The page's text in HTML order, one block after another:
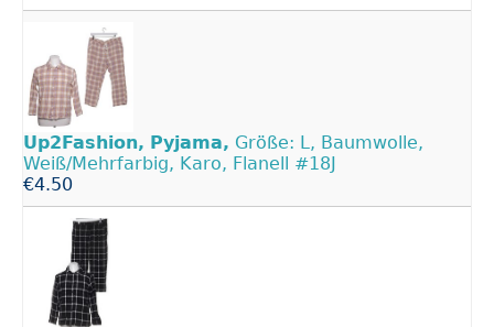
Up2Fashion, Pyjama, Größe: L, Baumwolle,
Weiß/Mehrfarbig, Karo, Flanell #18J
€4.50